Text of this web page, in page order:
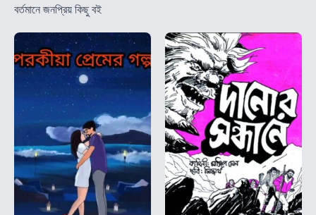
বর্তমানে জনপ্রিয় কিছু বই